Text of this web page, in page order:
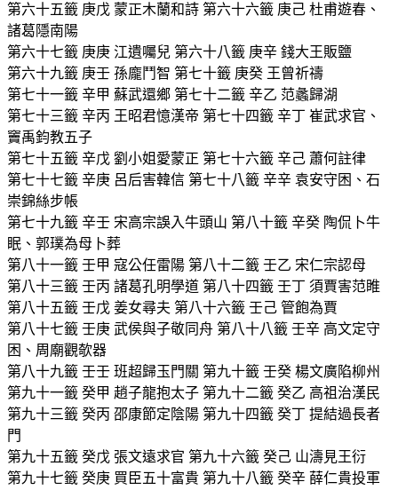
第六十五籤 庚戊 蒙正木蘭和詩 第六十六籤 庚己 杜甫遊春、
諸葛隱南陽
第六十七籤 庚庚 江遺囑兒 第六十八籤 庚辛 錢大王販鹽
第六十九籤 庚壬 孫龐鬥智 第七十籤 庚癸 王曾祈禱
第七十一籤 辛甲 蘇武還鄉 第七十二籤 辛乙 范蠡歸湖
第七十三籤 辛丙 王昭君憶漢帝 第七十四籤 辛丁 崔武求官、
竇禹鈞教五子
第七十五籤 辛戊 劉小姐愛蒙正 第七十六籤 辛己 蕭何註律
第七十七籤 辛庚 呂后害韓信 第七十八籤 辛辛 袁安守困、石
崇錦絲步帳
第七十九籤 辛壬 宋高宗誤入牛頭山 第八十籤 辛癸 陶侃卜牛
眠、郭璞為母卜葬
第八十一籤 壬甲 寇公任雷陽 第八十二籤 壬乙 宋仁宗認母
第八十三籤 壬丙 諸葛孔明學道 第八十四籤 壬丁 須賈害范睢
第八十五籤 壬戊 姜女尋夫 第八十六籤 壬己 管飽為賈
第八十七籤 壬庚 武侯與子敬同舟 第八十八籤 壬辛 高文定守
困、周廟觀欹器
第八十九籤 壬壬 班超歸玉門關 第九十籤 壬癸 楊文廣陷柳州
第九十一籤 癸甲 趙子龍抱太子 第九十二籤 癸乙 高祖治漢民
第九十三籤 癸丙 邵康節定陰陽 第九十四籤 癸丁 提結過長者
門
第九十五籤 癸戊 張文遠求官 第九十六籤 癸己 山濤見王衍
第九十七籤 癸庚 買臣五十富貴 第九十八籤 癸辛 薛仁貴投軍